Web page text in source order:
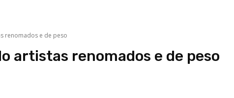
renomados e de peso
artistas renomados e de peso